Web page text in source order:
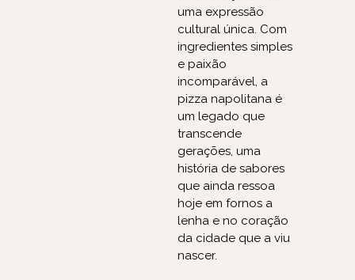
uma expressão
cultural única. Com
ingredientes simples
e paixão
incomparável, a
pizza napolitana é
um legado que
transcende
gerações, uma
história de sabores
que ainda ressoa
hoje em fornos a
lenha e no coração
da cidade que a viu
nascer.